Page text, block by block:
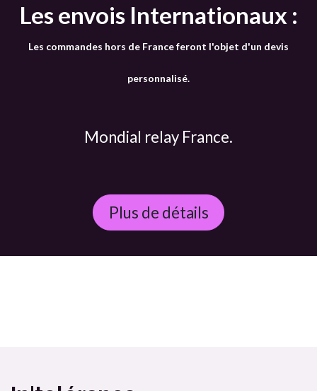
Les envois Internationaux :
Les commandes hors de France feront l'objet d'un devis
personnalisé.
Mondial relay France.
Plus de détails